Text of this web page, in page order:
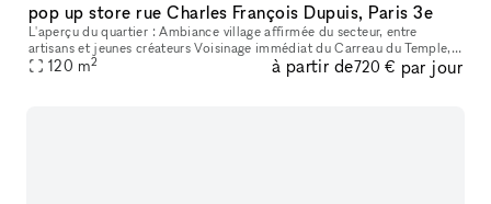
pop up store rue Charles François Dupuis, Paris 3e
L'aperçu du quartier : Ambiance village affirmée du secteur, entre
artisans et jeunes créateurs Voisinage immédiat du Carreau du Temple,
lieu culturel et sportif incontournable Concentration de galer
120 m2 à partir de720 € par jour